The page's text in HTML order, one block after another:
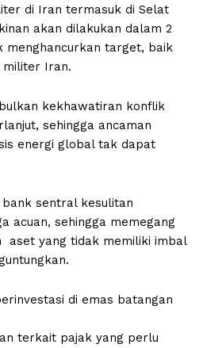
di Iran termasuk di Selat
akan dilakukan dalam 2
menghancurkan target, baik
militer Iran.
kekhawatiran konflik
sehingga ancaman
energi global tak dapat
sentral kesulitan
acuan, sehingga memegang
aset yang tidak memiliki imbal
di emas batangan
terkait pajak yang perlu